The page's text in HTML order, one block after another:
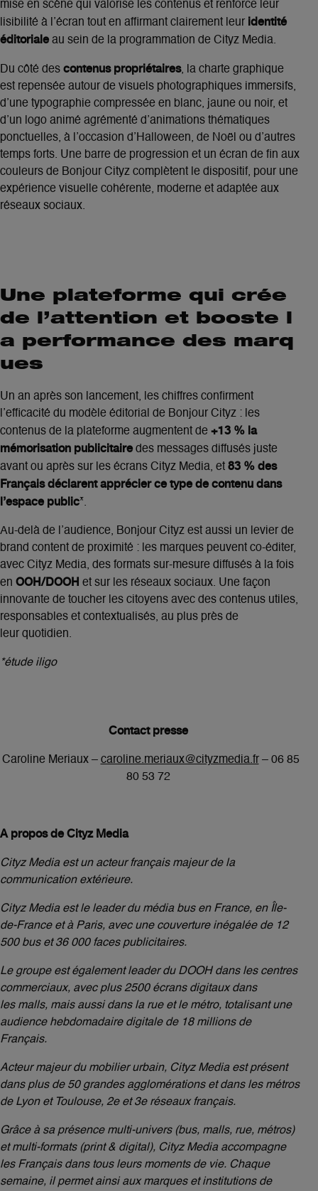
mise en scène qui valorise les contenus et renforce leur
lisibilité à l’écran tout en affirmant clairement leur identité
éditoriale au sein de la programmation de Cityz Media.
Du côté des contenus propriétaires, la charte graphique
est repensée autour de visuels photographiques immersifs,
d’une typographie compressée en blanc, jaune ou noir, et
d’un logo animé agrémenté d’animations thématiques
ponctuelles, à l’occasion d’Halloween, de Noël ou d’autres
temps forts. Une barre de progression et un écran de fin aux
couleurs de Bonjour Cityz complètent le dispositif, pour une
expérience visuelle cohérente, moderne et adaptée aux
réseaux sociaux.
Une plateforme qui crée
de l’attention et booste l
a performance des marq
ues
Un an après son lancement, les chiffres confirment
l’efficacité du modèle éditorial de Bonjour Cityz : les
contenus de la plateforme augmentent de +13 % la
mémorisation publicitaire des messages diffusés juste
avant ou après sur les écrans Cityz Media, et 83 % des
Français déclarent apprécier ce type de contenu dans
l’espace public*.
Au-delà de l’audience, Bonjour Cityz est aussi un levier de
brand content de proximité : les marques peuvent co-éditer,
avec Cityz Media, des formats sur-mesure diffusés à la fois
en OOH/DOOH et sur les réseaux sociaux. Une façon
innovante de toucher les citoyens avec des contenus utiles,
responsables et contextualisés, au plus près de
leur quotidien.
*étude iligo
Contact presse
Caroline Meriaux – caroline.meriaux@cityzmedia.fr– 06 85
80 53 72
A propos de Cityz Media
Cityz Media est un acteur français majeur de la
communication extérieure.
Cityz Media est le leader du média bus en France, en Île-
de-France et à Paris, avec une couverture inégalée de 12
500 bus et 36 000 faces publicitaires.
Le groupe est également leader du DOOH dans les centres
commerciaux, avec plus 2500 écrans digitaux dans
les malls, mais aussi dans la rue et le métro, totalisant une
audience hebdomadaire digitale de 18 millions de
Français.
Acteur majeur du mobilier urbain, Cityz Media est présent
dans plus de 50 grandes agglomérations et dans les métros
de Lyon et Toulouse, 2e et 3e réseaux français.
Grâce à sa présence multi-univers (bus, malls, rue, métros)
et multi-formats (print & digital), Cityz Media accompagne
les Français dans tous leurs moments de vie. Chaque
semaine, il permet ainsi aux marques et institutions de